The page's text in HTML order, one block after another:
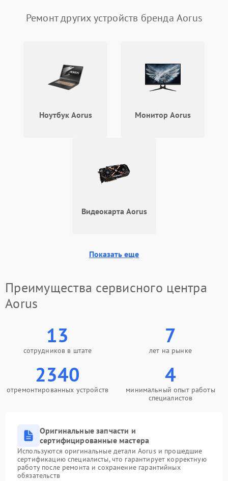
Ремонт других устройств бренда Aorus
Ноутбук Aorus Монитор Aorus
Видеокарта Aorus
Показать еще
Преимущества сервисного центра
Aorus
13
сотрудников в штате
7
лет на рынке
2340
отремонтированных устройств
4
минимальный опыт работы
специалистов
Оригинальные запчасти и
сертифицированные мастера
Используются оригинальные детали Aorus и прошедшие
сертификацию специалисты, что гарантирует корректную
работу после ремонта и сохранение гарантийных
обязательств